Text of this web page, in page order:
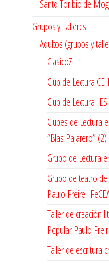
Santo Toribio de
Grupos y Talleres
Adultos (grupos y
ClásicoZ
Club de Lectura
Club de Lectura
Clubes de Lectura
“Blas Pajarero” (2)
Grupo de Lectura
Grupo de teatro
Paulo Freire-
Taller de creación
Popular Paulo
Taller de escritura